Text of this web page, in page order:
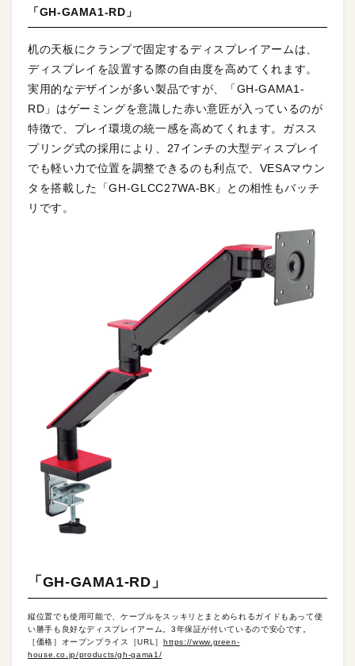
「GH-GAMA1-RD」
机の天板にクランプで固定するディスプレイアームは、
ディスプレイを設置する際の自由度を高めてくれます。
実用的なデザインが多い製品ですが、「GH-GAMA1-
RD」はゲーミングを意識した赤い意匠が入っているのが
特徴で、プレイ環境の統一感を高めてくれます。ガスス
プリング式の採用により、27インチの大型ディスプレイ
でも軽い力で位置を調整できるのも利点で、VESAマウン
タを搭載した「GH-GLCC27WA-BK」との相性もバッチ
リです。
「GH-GAMA1-RD」
縦位置でも使用可能で、ケーブルをスッキリとまとめられるガイドもあって使
い勝手も良好なディスプレイアーム。3年保証が付いているので安心です。
［価格］オープンプライス［URL］ https://www.green-
house.co.jp/products/gh-gama1/